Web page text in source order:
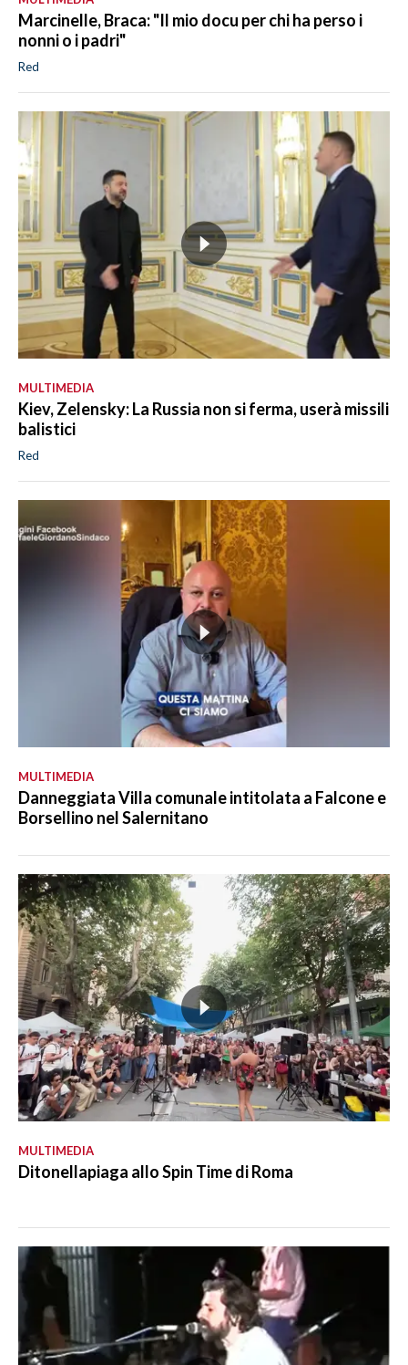
Marcinelle, Braca: "Il mio docu per chi ha perso i
nonni o i padri"
Red
MULTIMEDIA
Kiev, Zelensky: La Russia non si ferma, userà missili
balistici
Red
MULTIMEDIA
Danneggiata Villa comunale intitolata a Falcone e
Borsellino nel Salernitano
MULTIMEDIA
Ditonellapiaga allo Spin Time di Roma